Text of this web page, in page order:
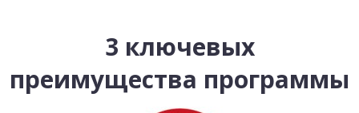
3 ключевых
преимущества программы